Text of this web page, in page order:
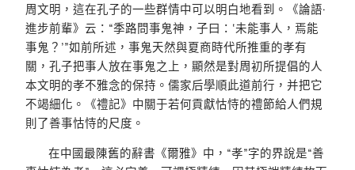
周文明，這在孔子的一些群情中可以明白地看到。《論語·
進步前輩》云：“季路問事鬼神，子曰：‘未能事人，焉能
事鬼？’”如前所述，事鬼天然與夏商時代所推重的孝有
關，孔子把事人放在事鬼之上，顯然是對周初所提倡的人
本文明的孝不雅念的保持。儒家后學順此道前行，并把它
不竭細化。《禮記》中關于若何貢獻怙恃的禮節給人們規
則了善事怙恃的尺度。
在中國最陳舊的辭書《爾雅》中，“孝”字的界說是“善